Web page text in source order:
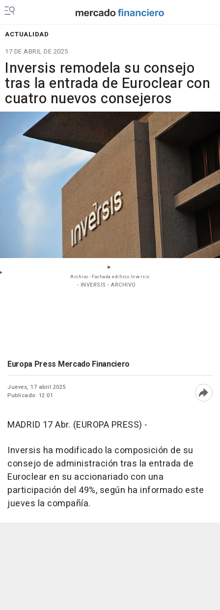
ACTUALIDAD
17 DE ABRIL DE 2025
Inversis remodela su consejo
tras la entrada de Euroclear con
cuatro nuevos consejeros
Archivo - Fachada edificio Inversis
- INVERSIS - ARCHIVO
Europa Press Mercado Financiero
Jueves, 17 abril 2025
Publicado: 12:01
MADRID 17 Abr. (EUROPA PRESS) -
Inversis ha modificado la composición de su
consejo de administración tras la entrada de
Euroclear en su accionariado con una
participación del 49%, según ha informado este
jueves la compañía.